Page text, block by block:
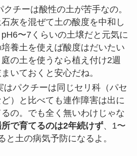
チーは酸性の土が苦手なの。
灰を混ぜて土の酸度を中和し
〜7くらいの土壌だと元気に
養土を使えば酸度はだいたい
の土を使うなら植え付け2週
いておくと安心だね。
パクチーは同じセリ科（パセ
）と比べても連作障害は出に
の。でも全く無いわけじゃな
所で育てるのは2年続けず、1〜
と土の病気予防になるよ。